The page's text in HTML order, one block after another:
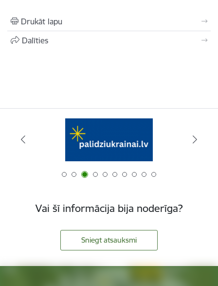
Drukāt lapu
Dalīties
Vai šī informācija bija noderīga?
Sniegt atsauksmi